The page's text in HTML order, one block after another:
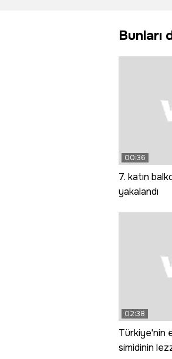
hayata
tutundu
Bunları
00:36
7. katın
yakalandı
02:38
Türkiye'nin
simidinin